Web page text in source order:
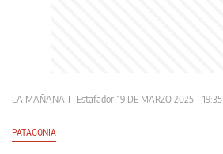
LA MAÑANA Estafador 19 DE MARZO 2025 - 19:35
PATAGONIA